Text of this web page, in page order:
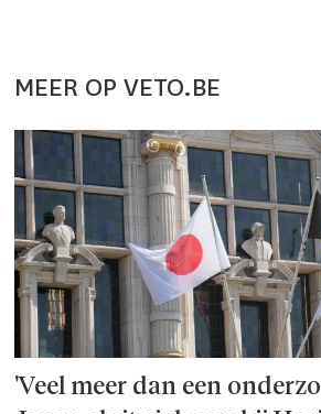
MEER OP VETO.BE
'Veel meer dan een